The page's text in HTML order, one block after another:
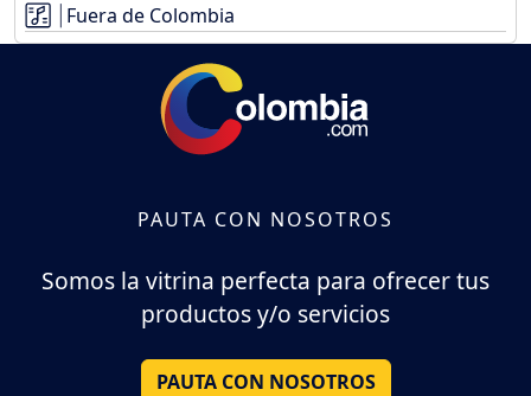
Fuera de Colombia
PAUTA CON NOSOTROS
Somos la vitrina perfecta para ofrecer tus
productos y/o servicios
PAUTA CON NOSOTROS